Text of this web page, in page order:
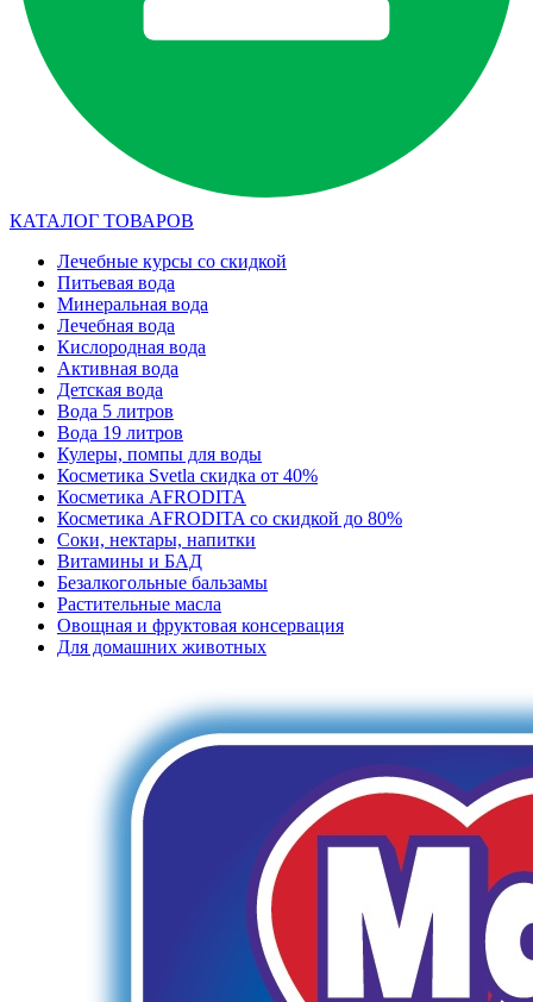
КАТАЛОГ ТОВАРОВ
Лечебные курсы со скидкой
Питьевая вода
Минеральная вода
Лечебная вода
Кислородная вода
Активная вода
Детская вода
Вода 5 литров
Вода 19 литров
Кулеры, помпы для воды
Косметика Svetla скидка от 40%
Косметика AFRODITA
Косметика AFRODITA со скидкой до 80%
Соки, нектары, напитки
Витамины и БАД
Безалкогольные бальзамы
Растительные масла
Овощная и фруктовая консервация
Для домашних животных